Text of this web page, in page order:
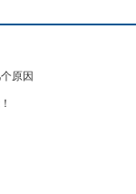
原因